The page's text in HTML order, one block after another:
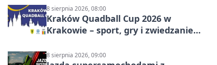
8 sierpnia 2026, 08:00
Kraków Quadball Cup 2026 w
Krakowie – sport, gry i zwiedzanie
8 sierpnia 2026, 09:00